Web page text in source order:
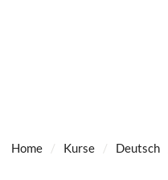
Home Kurse Deutsch